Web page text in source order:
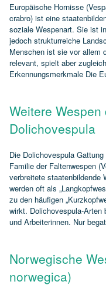
Europäische Hornisse
crabro) ist eine
soziale Wespenart. Sie ist
jedoch strukturreiche
Menschen ist sie vor allem
relevant, spielt aber
Erkennungsmerkmale Die
Weitere Wespen
Dolichovespula
Die Dolichovespula
Familie der Faltenwespen
verbreitete staatenbildende
werden oft als
zu den häufigen
wirkt.
und Arbeiterinnen. Nur
Norwegische
norwegica)